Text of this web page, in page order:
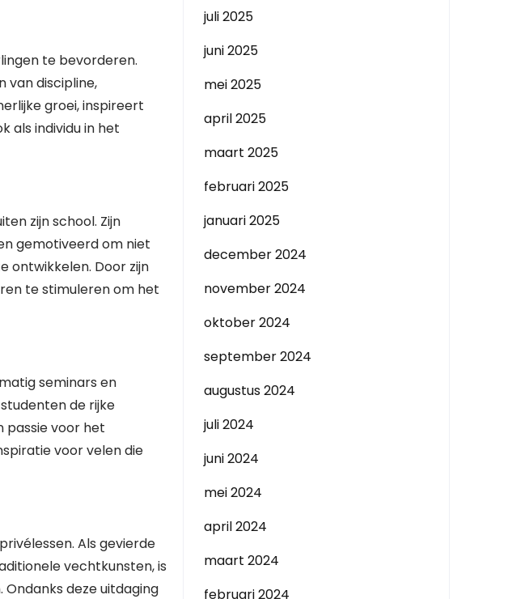
te bevorderen.
van discipline,
groei, inspireert
als individu in het
zijn school. Zijn
gemotiveerd om niet
ontwikkelen. Door zijn
te stimuleren om het
seminars en
de rijke
passie voor het
voor velen die
Als gevierde
vechtkunsten, is
deze uitdaging
juli 2025
juni 2025
mei 2025
april 2025
maart 2025
februari 2025
januari 2025
december 2024
november 2024
oktober 2024
september 2024
augustus 2024
juli 2024
juni 2024
mei 2024
april 2024
maart 2024
februari 2024